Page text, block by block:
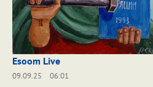
Esoom Live
09.09.25
06:01